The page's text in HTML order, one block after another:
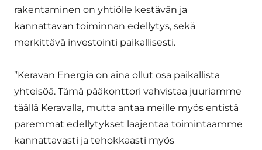
rakentaminen on yhtiölle kestävän ja
kannattavan toiminnan edellytys, sekä
merkittävä investointi paikallisesti.
”Keravan Energia on aina ollut osa paikallista
yhteisöä. Tämä pääkonttori vahvistaa juuriamme
täällä Keravalla, mutta antaa meille myös entistä
paremmat edellytykset laajentaa toimintaamme
kannattavasti ja tehokkaasti myös